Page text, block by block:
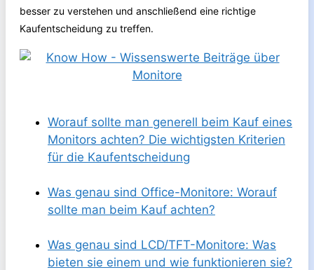
besser zu verstehen und anschließend eine richtige
Kaufentscheidung zu treffen.
Worauf sollte man generell beim Kauf eines
Monitors achten? Die wichtigsten Kriterien
für die Kaufentscheidung
Was genau sind Office-Monitore: Worauf
sollte man beim Kauf achten?
Was genau sind LCD/TFT-Monitore: Was
bieten sie einem und wie funktionieren sie?